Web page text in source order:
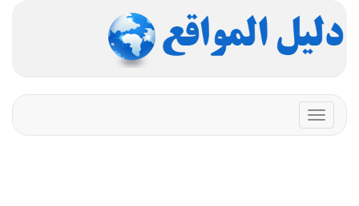
Toggle
navigation